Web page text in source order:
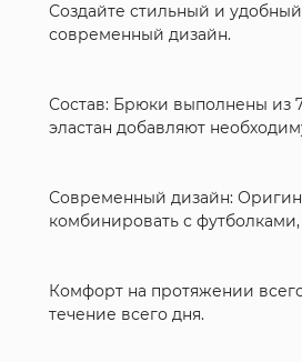
Создайте стильный и
современный дизайн.
Состав: Брюки выполнены из
эластан добавляют
Современный дизайн:
комбинировать с
Комфорт на протяжении
течение всего дня.